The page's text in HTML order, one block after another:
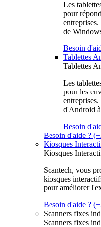
Les
pour
de
Besoin
Tablettes
Tablettes
Les
pour les
d'Android
Besoin
Besoin d'aide ?
Kiosques
Kiosques
Scantech, vous
kiosques
pour améliorer
Besoin d'aide ?
Scanners fixes
Scanners fixes